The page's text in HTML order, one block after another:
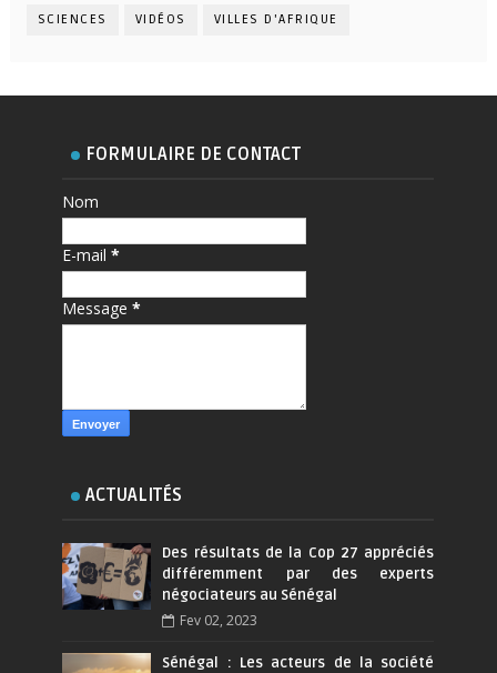
SCIENCES VIDÉOS VILLES D'AFRIQUE
FORMULAIRE DE CONTACT
Nom
E-mail*
Message*
ACTUALITÉS
Des résultats de la Cop 27 appréciés
différemment par des experts
négociateurs au Sénégal
Fev 02, 2023
Sénégal : Les acteurs de la société